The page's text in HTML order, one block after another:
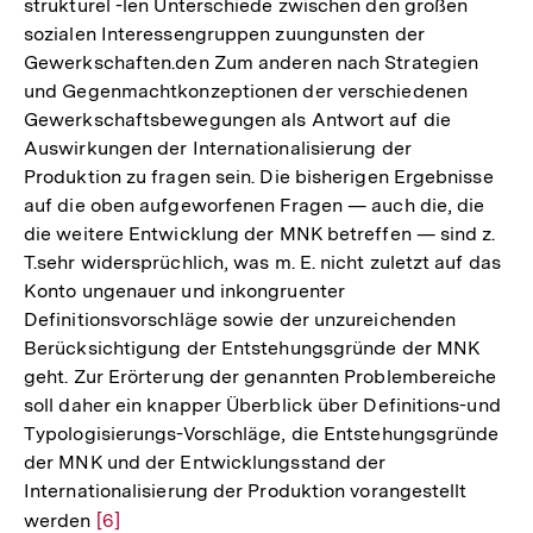
strukturel -len Unterschiede zwischen den großen
sozialen Interessengruppen zuungunsten der
Gewerkschaften.den Zum anderen nach Strategien
und Gegenmachtkonzeptionen der verschiedenen
Gewerkschaftsbewegungen als Antwort auf die
Auswirkungen der Internationalisierung der
Produktion zu fragen sein. Die bisherigen Ergebnisse
auf die oben aufgeworfenen Fragen — auch die, die
die weitere Entwicklung der MNK betreffen — sind z.
T.sehr widersprüchlich, was m. E. nicht zuletzt auf das
Konto ungenauer und inkongruenter
Definitionsvorschläge sowie der unzureichenden
Berücksichtigung der Entstehungsgründe der MNK
geht. Zur Erörterung der genannten Problembereiche
soll daher ein knapper Überblick über Definitions-und
Typologisierungs-Vorschläge, die Entstehungsgründe
der MNK und der Entwicklungsstand der
Internationalisierung der Produktion vorangestellt
werden Zur
[6]